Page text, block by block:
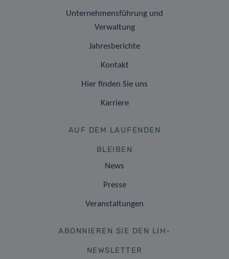
Unternehmensführung und
Verwaltung
Jahresberichte
Kontakt
Hier finden Sie uns
Karriere
AUF DEM LAUFENDEN
BLEIBEN
News
Presse
Veranstaltungen
ABONNIEREN SIE DEN LIH-
NEWSLETTER